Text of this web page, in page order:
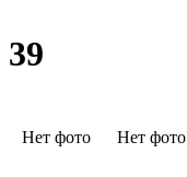
39
Нет фото Нет фото